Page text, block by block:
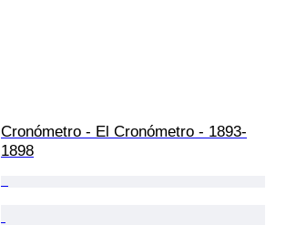
Cronómetro - El Cronómetro - 1893-
1898